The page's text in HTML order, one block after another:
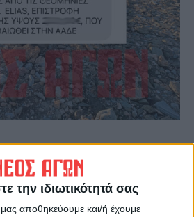
την ιδιωτικότητά σας
μας αποθηκεύουμε και/ή έχουμε
συμψηφισμό της αξίας
εκτίμησης και των
τις ζημιές από τις